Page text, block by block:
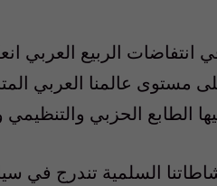
الربيع العربي
مستوى عالمنا العربي
الطابع الحزبي والتنظيمي
السلمية تندرج في